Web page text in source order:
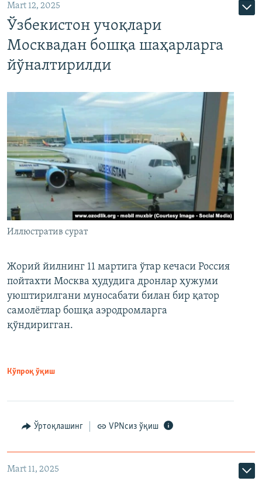
Mart 12, 2025
Ўзбекистон учоқлари
Москвадан бошқа шаҳарларга
йўналтирилди
Иллюстратив сурат
Жорий йилнинг 11 мартига ўтар кечаси Россия
пойтахти Москва ҳудудига дронлар ҳужуми
уюштирилгани муносабати билан бир қатор
самолётлар бошқа аэродромларга
қўндиригган.
Кўпроқ ўқиш
Ўртоқлашинг VPNсиз ўқиш
Mart 11, 2025